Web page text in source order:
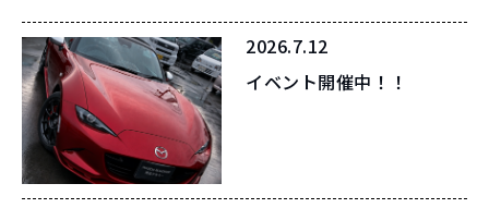
2026.7.12
イベント開催中！！